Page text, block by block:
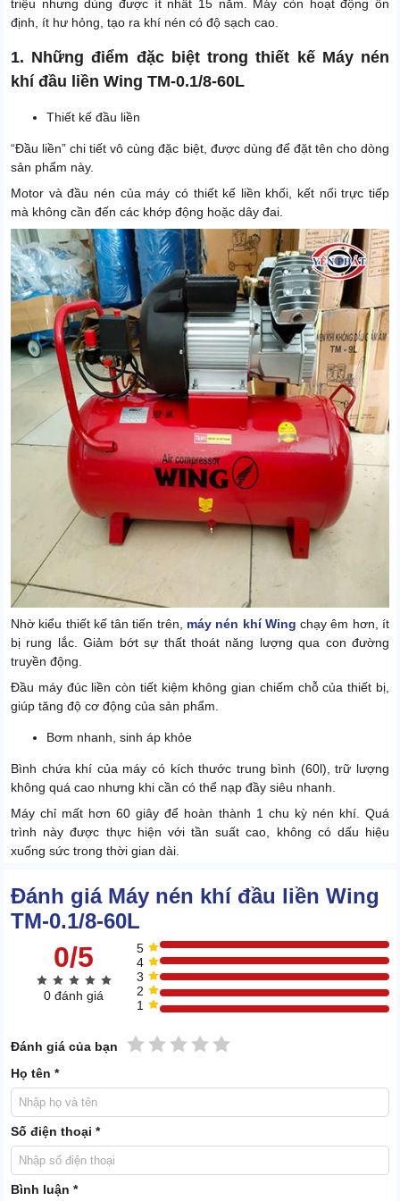
triệu nhưng dùng được ít nhất 15 năm. Máy còn hoạt động ổn
định, ít hư hỏng, tạo ra khí nén có độ sạch cao.
1. Những điểm đặc biệt trong thiết kế Máy nén
khí đầu liền Wing TM-0.1/8-60L
Thiết kế đầu liền
“Đầu liền” chi tiết vô cùng đặc biệt, được dùng để đặt tên cho dòng
sản phẩm này.
Motor và đầu nén của máy có thiết kế liền khối, kết nối trực tiếp
mà không cần đến các khớp động hoặc dây đai.
Nhờ kiểu thiết kế tân tiến trên, máy nén khí Wing chạy êm hơn, ít
bị rung lắc. Giảm bớt sự thất thoát năng lượng qua con đường
truyền động.
Đầu máy đúc liền còn tiết kiệm không gian chiếm chỗ của thiết bị,
giúp tăng độ cơ động của sản phẩm.
Bơm nhanh, sinh áp khỏe
Bình chứa khí của máy có kích thước trung bình (60l), trữ lượng
không quá cao nhưng khi cần có thể nạp đầy siêu nhanh.
Máy chỉ mất hơn 60 giây để hoàn thành 1 chu kỳ nén khí. Quá
trình này được thực hiện với tần suất cao, không có dấu hiệu
xuống sức trong thời gian dài.
Bạn có thể khai thác khí nén từ máy trong nhiều giờ liên tục, lặp lại
Đánh giá Máy nén khí đầu liền Wing
TM-0.1/8-60L
0/5
0 đánh giá
5
4
3
2
1
Đánh giá của bạn 5 sao
4 sao
3 sao
2 sao
1 sao
Họ tên *
Số điện thoại *
Bình luận *